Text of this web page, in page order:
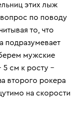
этих лыж
по поводу
то, что
подразумевает
мужские
5 см к росту –
второго рокера
на скорости